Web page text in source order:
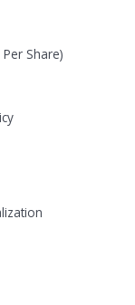
Per Share)